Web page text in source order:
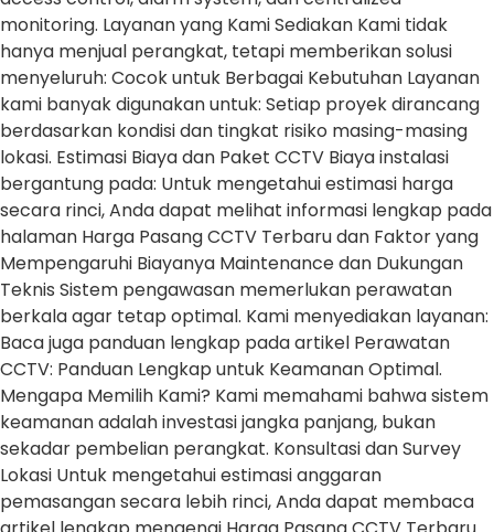
monitoring. Layanan yang Kami Sediakan Kami tidak
hanya menjual perangkat, tetapi memberikan solusi
menyeluruh: Cocok untuk Berbagai Kebutuhan Layanan
kami banyak digunakan untuk: Setiap proyek dirancang
berdasarkan kondisi dan tingkat risiko masing-masing
lokasi. Estimasi Biaya dan Paket CCTV Biaya instalasi
bergantung pada: Untuk mengetahui estimasi harga
secara rinci, Anda dapat melihat informasi lengkap pada
halaman Harga Pasang CCTV Terbaru dan Faktor yang
Mempengaruhi Biayanya Maintenance dan Dukungan
Teknis Sistem pengawasan memerlukan perawatan
berkala agar tetap optimal. Kami menyediakan layanan:
Baca juga panduan lengkap pada artikel Perawatan
CCTV: Panduan Lengkap untuk Keamanan Optimal.
Mengapa Memilih Kami? Kami memahami bahwa sistem
keamanan adalah investasi jangka panjang, bukan
sekadar pembelian perangkat. Konsultasi dan Survey
Lokasi Untuk mengetahui estimasi anggaran
pemasangan secara lebih rinci, Anda dapat membaca